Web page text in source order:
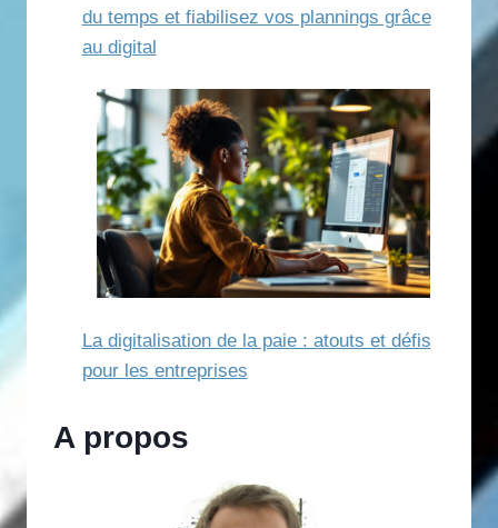
du temps et fiabilisez vos plannings grâce
au digital
La digitalisation de la paie : atouts et défis
pour les entreprises
A propos